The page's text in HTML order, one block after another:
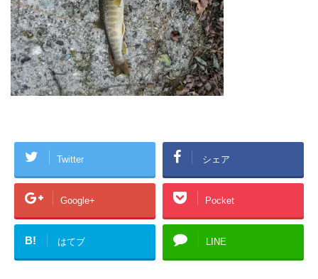
Twitter シェア
Google+ Pocket
B! はてブ LINE